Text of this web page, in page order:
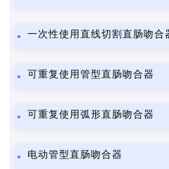
一次性使用直线切割直肠吻合
可重复使用管型直肠吻合器
可重复使用弧形直肠吻合器
电动管型直肠吻合器